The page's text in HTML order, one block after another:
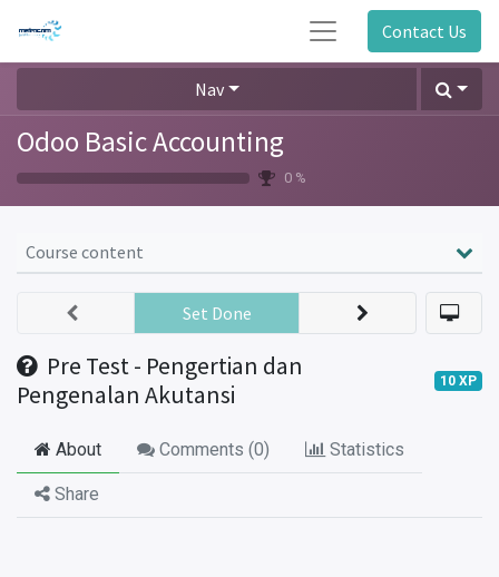
Contact Us
Nav
Odoo Basic Accounting
0 %
Course content
Pre Test - Pengertian dan
Pengenalan Akutansi
10 XP
Set Done
About Comments (0) Statistics
Share